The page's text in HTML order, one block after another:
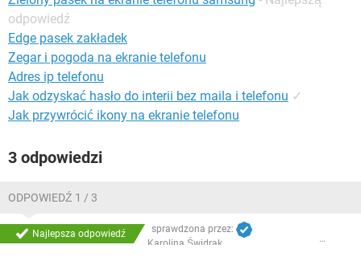
odpowiedź
Edge pasek zakładek
Zegar i pogoda na ekranie telefonu
Adres ip telefonu
Jak odzyskać hasło do interii bez maila i telefonu ✓
Jak przywrócić ikony na ekranie telefonu
3 odpowiedzi
ODPOWIEDŹ 1 / 3
Najlepsza odpowiedź
sprawdzona przez:
Karolina Świdrak